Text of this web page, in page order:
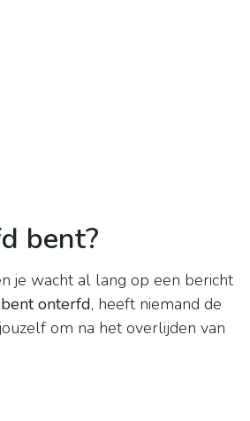
bent?
je wacht al lang op een bericht
bent onterfd, heeft niemand de
om na het overlijden van